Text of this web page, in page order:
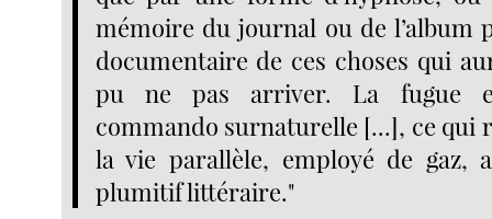
mémoire du journal ou de l’album
documentaire de ces choses qui
pu ne pas arriver. La fugue
commando surnaturelle [...], ce qui
la vie parallèle, employé de gaz,
plumitif littéraire."